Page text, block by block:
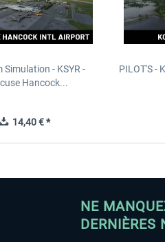
Simulation - KSYR -
Hancock...
14,40 € *
PILOT'S -
NE
DERNIÈRES